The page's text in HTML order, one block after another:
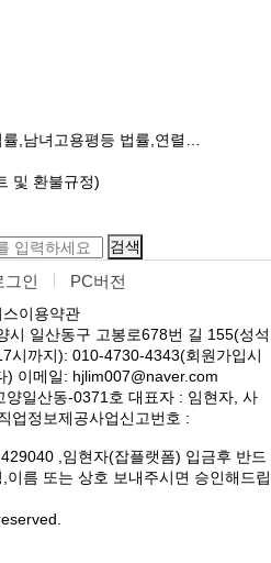
,남녀고용평등 법률,연렬…
및 환불규정)
검색
그인 PC버전
스이용약관
시 일산동구 고봉로678번 길 155(성석
시까지): 010-4730-4343(회원가입시
) 이메일: hjlim007@naver.com
일산동-0371호 대표자 : 임현자, 사
업정보제공사업신고번호 :
,임현자(잡플랫폼) 입금후 반드
름 또는 상호 보내주시면 승인해드립